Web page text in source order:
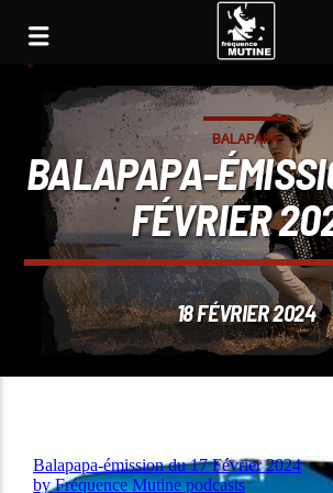
BALAPAPA
BALAPAPA-
FÉVRIER
18 FÉVRIER 2024